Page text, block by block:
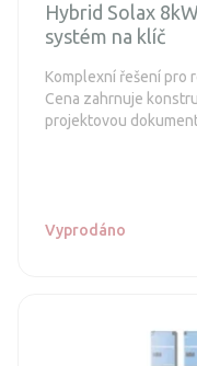
Hybrid Solax
systém na klíč
Komplexní řešení pro
Cena zahrnuje
projektovou
Vyprodáno